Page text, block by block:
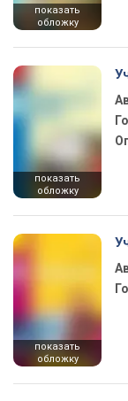
показать
обложку
показать
обложку
показать
обложку